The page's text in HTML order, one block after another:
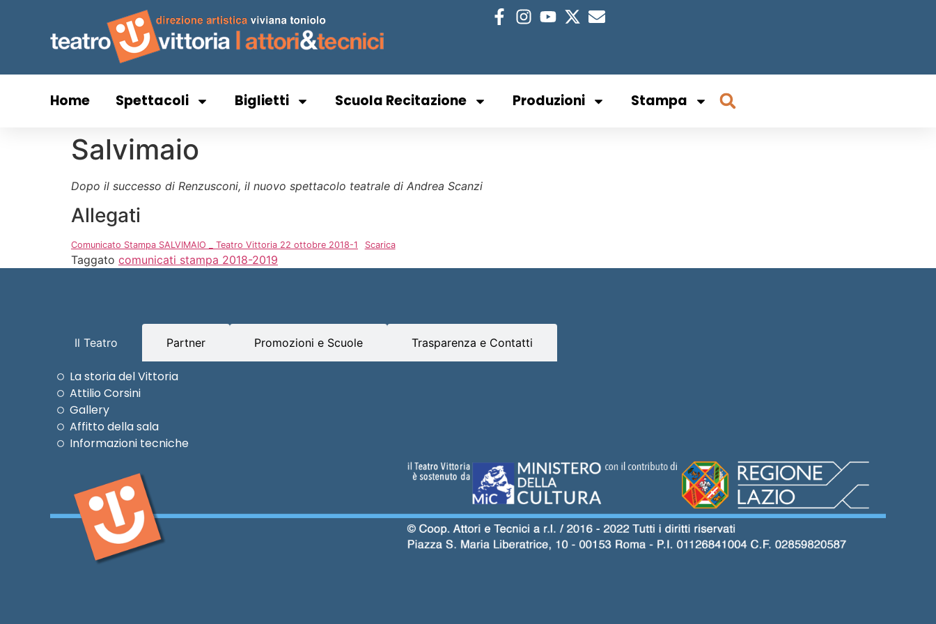
Home Spettacoli Biglietti Scuola Recitazione Produzioni Stampa
Salvimaio
Dopo il successo di Renzusconi, il nuovo spettacolo teatrale di Andrea Scanzi
Allegati
Comunicato Stampa SALVIMAIO _ Teatro Vittoria 22 ottobre 2018-1 Scarica
Taggato comunicati stampa 2018-2019
Il Teatro Partner Promozioni e Scuole Trasparenza e Contatti
La storia del Vittoria
Attilio Corsini
Gallery
Affitto della sala
Informazioni tecniche